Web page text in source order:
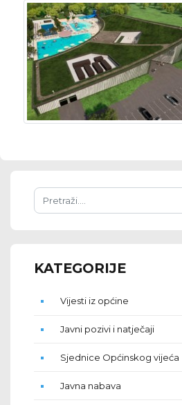
KATEGORIJE
Vijesti iz općine
Javni pozivi i natječaji
Sjednice Općinskog vijeća
Javna nabava